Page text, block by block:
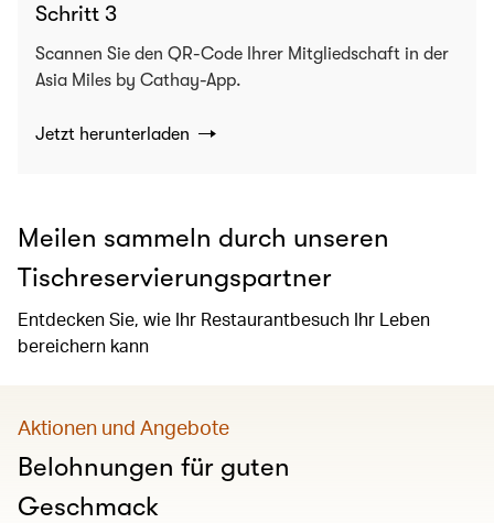
Schritt 3
Scannen Sie den QR-Code Ihrer Mitgliedschaft in der
Asia Miles by Cathay-App.
Jetzt herunterladen
Meilen sammeln durch unseren
Tischreservierungspartner
Entdecken Sie, wie Ihr Restaurantbesuch Ihr Leben
bereichern kann
Aktionen und Angebote
Belohnungen für guten
Geschmack